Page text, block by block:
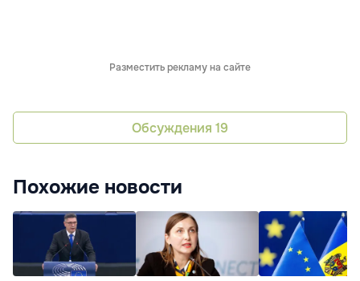
Разместить рекламу на сайте
Обсуждения 19
Похожие новости